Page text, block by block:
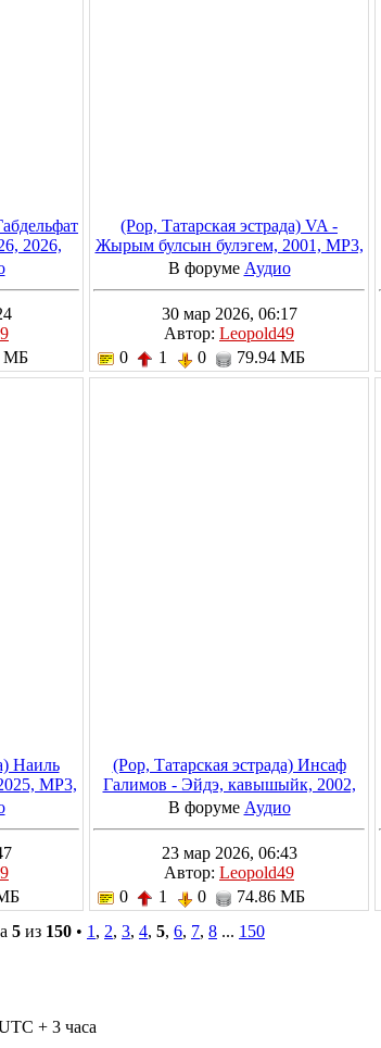
2026,
МБ
(Pop, Татарская эстрада) VA -
Жырым булсын булэгем, 2001, MP3,
192 kbps
В форуме Аудио
30 мар 2026, 06:17
Автор: Leopold49
0
1 0 79.94 МБ
Наиль
MP3,
(Pop, Татарская эстрада) Инсаф
Галимов - Эйдэ, кавышыйк, 2002,
MP3, 192 kbps
В форуме Аудио
23 мар 2026, 06:43
Автор: Leopold49
0
1 0 74.86 МБ
5 из 150 • 1, 2, 3, 4, 5, 6, 7, 8 ... 150
+ 3 часа